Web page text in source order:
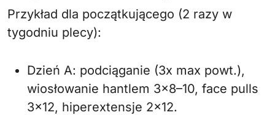
Przykład dla początkującego (2 razy w
tygodniu plecy):
Dzień A: podciąganie (3x max powt.),
wiosłowanie hantlem 3×8–10, face pulls
3×12, hiperextensje 2×12.